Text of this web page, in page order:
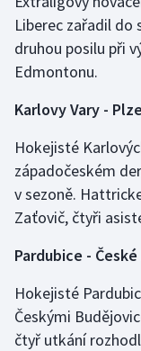
Liberec zařadil do
druhou posilu při
Edmontonu.
Karlovy Vary -
Hokejisté
západočeském
v sezoně.
Zaťovič, čtyři
Pardubice -
Hokejisté
Českými
čtyř utkání